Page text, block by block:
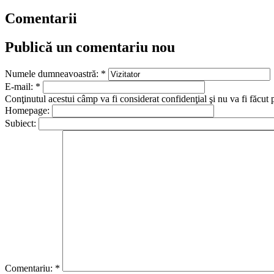
Comentarii
Publică un comentariu nou
Numele dumneavoastră: *
E-mail: *
Conţinutul acestui câmp va fi considerat confidenţial şi nu va fi făcut
Homepage:
Subiect:
Comentariu: *